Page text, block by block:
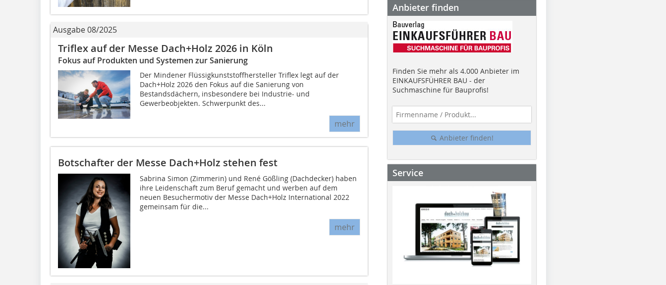
Ausgabe 08/2025
Triflex auf der Messe Dach+Holz 2026 in Köln
Fokus auf Produkten und Systemen zur Sanierung
Der Mindener Flüssigkunststoffhersteller Triflex legt auf der
Dach+Holz 2026 den Fokus auf die Sanierung von
Bestandsdächern, insbesondere bei Industrie- und
Gewerbeobjekten. Schwerpunkt des...
mehr
Botschafter der Messe Dach+Holz stehen fest
Sabrina Simon (Zimmerin) und René Gößling (Dachdecker) haben
ihre Leidenschaft zum Beruf gemacht und werben auf dem
neuen Besuchermotiv der Messe Dach+Holz International 2022
gemeinsam für die...
mehr
Anbieter finden
Finden Sie mehr als 4.000 Anbieter im
EINKAUFSFÜHRER BAU - der
Suchmaschine für Bauprofis!
Anbieter finden!
Service